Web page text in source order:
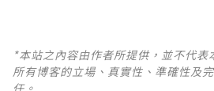
*本站之內容由作者所提供，並不代
所有博客的立場、真實性、準確性及